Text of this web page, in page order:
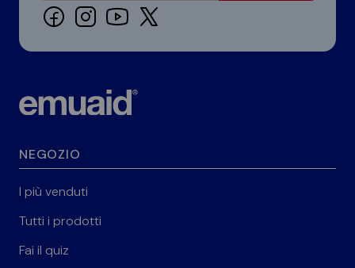
NEGOZIO
I più venduti
Tutti i prodotti
Fai il quiz